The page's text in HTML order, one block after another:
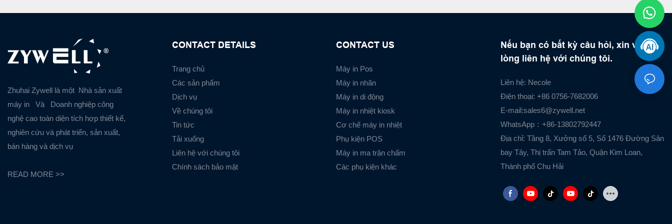
Zhuhai Zywell là một Nhà sản xuất
máy in
Và
Doanh nghiệp công
nghệ cao toàn diện tích hợp thiết kế,
nghiên cứu và phát triển, sản xuất,
bán hàng và dịch vụ
READ MORE >>
CONTACT DETAILS
Trang chủ
Các sản phẩm
Dịch vụ
Về chúng tôi
Tin tức
Tải xuống
Liên hệ với chúng tôi
Chính sách bảo mật
CONTACT US
Máy in Pos
Máy in nhãn
Máy in di động
Máy in nhiệt kiosk
Cơ chế máy in nhiệt
Phụ kiện POS
Máy in ma trận chấm
Các phụ kiện khác
Nếu bạn có bất kỳ câu hỏi, xin vui
lòng liên hệ với chúng tôi.
Liên hệ: Necole
Điện thoại: +86 0756-7682006
E-mail:sales6@zywell.net
WhatsApp：+86-13802792447
Địa chỉ: Tầng 8, Xưởng số 5, Số 1476 Đường Sân
bay Tây, Thị trấn Tam Tảo, Quận Kim Loan,
Thành phố Chu Hải